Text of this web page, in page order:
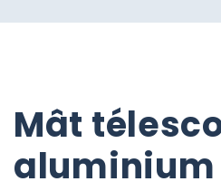
Mât
aluminium